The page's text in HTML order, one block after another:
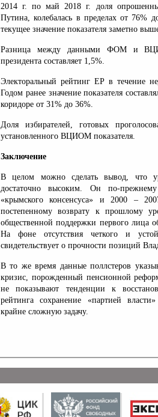
2014 г. по май 2018 г. доля
Путина, колебалась в пределах от 76%
текущее значение показателя заметно
Разница между данными ФОМ и
президента составляет 1,5%.
Электоральный рейтинг ЕР в течение
Годом ранее значение показателя
коридоре от 31% до 36%.
Доля избирателей, готовых
установленного ВЦИОМ показателя.
Заключение
В целом можно сделать вывод, что
достаточно высоким. Он по-
«крымского консенсуса» и 2000 –
постепенному возврату к прошлому
общественной поддержки первого лица
На фоне отсутствия четкого и
свидетельствует о прочности позиций
В то же время данные поллстеров
кризис, порожденный пенсионной
не показывают тенденции к
рейтинга сохранение «партией
крайне сложную задачу.